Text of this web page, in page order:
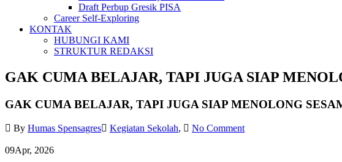
Draft Perbup Gresik PISA
Career Self-Exploring
KONTAK
HUBUNGI KAMI
STRUKTUR REDAKSI
GAK CUMA BELAJAR, TAPI JUGA SIAP
GAK CUMA BELAJAR, TAPI JUGA SIAP MENOLONG
By Humas Spensagres Kegiatan Sekolah, No Comment
09Apr, 2026